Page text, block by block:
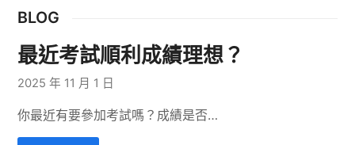
BLOG
最近考試順利成績理想？
2025 年 11 月 1 日
你最近有要參加考試嗎？成績是否…